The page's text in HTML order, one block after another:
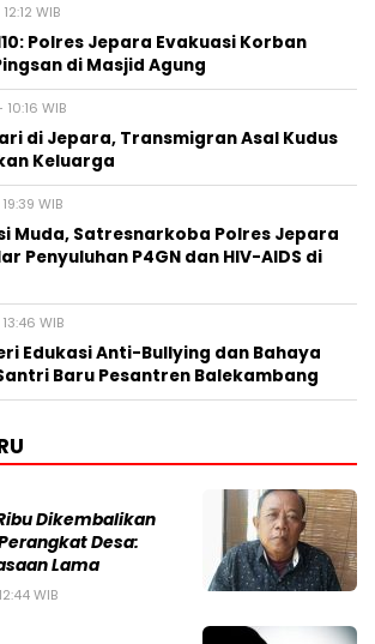
WIB
Polres Jepara Evakuasi Korban
di Masjid Agung
WIB
di Jepara, Transmigran Asal Kudus
Keluarga
WIB
Muda, Satresnarkoba Polres Jepara
Penyuluhan P4GN dan HIV-AIDS di
WIB
Edukasi Anti-Bullying dan Bahaya
Baru Pesantren Balekambang
Dikembalikan
Desa:
Lama
WIB